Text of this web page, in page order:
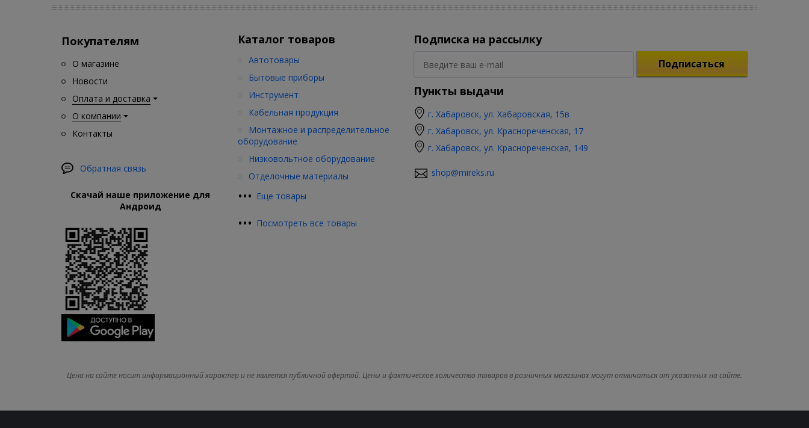
Покупателям
О магазине
Новости
Оплата и доставка
О компании
Контакты
Обратная связь
Скачай наше приложение для
Андроид
Каталог товаров
••• Еще товары
Автотовары
Бытовые приборы
Инструмент
Кабельная продукция
Монтажное и распределительное
оборудование
Низковольтное оборудование
Отделочные материалы
••• Посмотреть все товары
Подписка на рассылку
Подписаться
Пункты выдачи
г. Хабаровск, ул. Хабаровская, 15в
г. Хабаровск, ул. Краснореченская, 17
г. Хабаровск, ул. Краснореченская, 149
shop@mireks.ru
Цена на сайте носит информационный характер и не является публичной офертой. Цены и фактическое количество товаров в розничных магазинах могут отличаться от указанных на сайте.